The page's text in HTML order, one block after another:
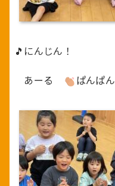
🎵にんじん！
あーる ぱんぱん